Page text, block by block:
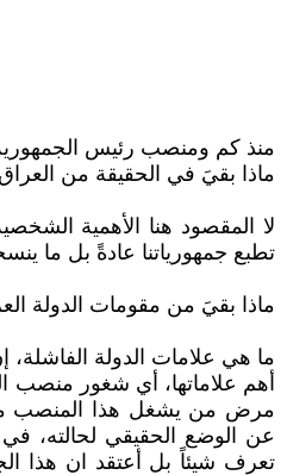
منذ كم ومنصب رئيس
ماذا بقيَ في الحقيقة من
لا المقصود هنا الأهمية
تطبع جمهورياتنا عادةً بل ما
ماذا بقيَ من مقومات الدولة
ما هي علامات الدولة
أهم علاماتها، أي شغور
مرض من يشغل هذا المنصب
عن الوضع الحقيقي لحالته، في
تعرف شيئاً بل أعتقد ان هذا